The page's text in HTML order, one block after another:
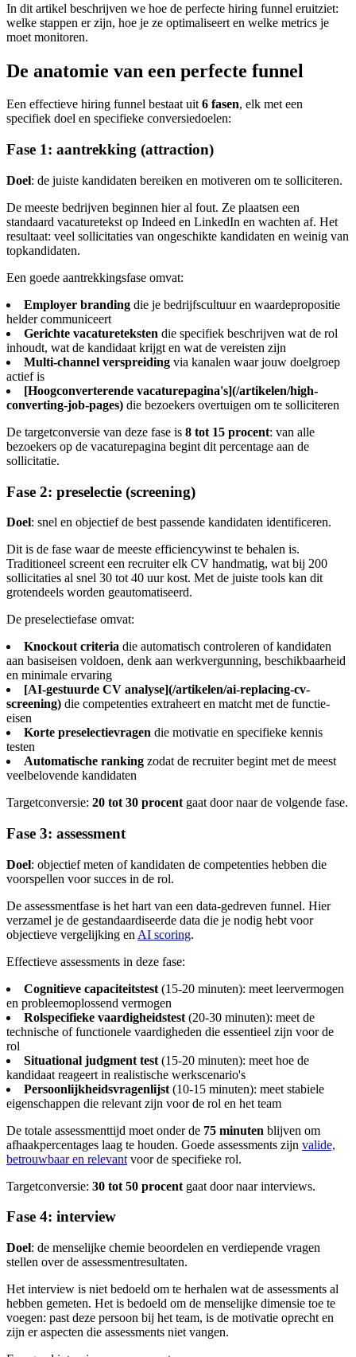
In dit artikel beschrijven we hoe de perfecte hiring funnel eruitziet:
welke stappen er zijn, hoe je ze optimaliseert en welke metrics je
moet monitoren.
De anatomie van een perfecte funnel
Een effectieve hiring funnel bestaat uit6 fasen, elk met een
specifiek doel en specifieke conversiedoelen:
Fase 1: aantrekking (attraction)
Doel: de juiste kandidaten bereiken en motiveren om te solliciteren.
De meeste bedrijven beginnen hier al fout. Ze plaatsen een
standaard vacaturetekst op Indeed en LinkedIn en wachten af. Het
resultaat: veel sollicitaties van ongeschikte kandidaten en weinig van
topkandidaten.
Een goede aantrekkingsfase omvat:
Employer branding die je bedrijfscultuur en waardepropositie
helder communiceert
Gerichte vacatureteksten die specifiek beschrijven wat de rol
inhoudt, wat de kandidaat krijgt en wat de vereisten zijn
Multi-channel verspreiding via kanalen waar jouw doelgroep
actief is
[Hoogconverterende vacaturepagina's](/artikelen/high-
converting-job-pages) die bezoekers overtuigen om te solliciteren
De targetconversie van deze fase is 8 tot 15 procent: van alle
bezoekers op de vacaturepagina begint dit percentage aan de
sollicitatie.
Fase 2: preselectie (screening)
Doel: snel en objectief de best passende kandidaten identificeren.
Dit is de fase waar de meeste efficiencywinst te behalen is.
Traditioneel screent een recruiter elk CV handmatig, wat bij 200
sollicitaties al snel 30 tot 40 uur kost. Met de juiste tools kan dit
grotendeels worden geautomatiseerd.
De preselectiefase omvat:
Knockout criteria die automatisch controleren of kandidaten
aan basiseisen voldoen, denk aan werkvergunning, beschikbaarheid
en minimale ervaring
[AI-gestuurde CV analyse](/artikelen/ai-replacing-cv-
screening) die competenties extraheert en matcht met de functie-
eisen
Korte preselectievragen die motivatie en specifieke kennis
testen
Automatische ranking zodat de recruiter begint met de meest
veelbelovende kandidaten
Targetconversie: 20 tot 30 procent gaat door naar de volgende fase.
Fase 3: assessment
Doel: objectief meten of kandidaten de competenties hebben die
voorspellen voor succes in de rol.
De assessmentfase is het hart van een data-gedreven funnel. Hier
verzamel je de gestandaardiseerde data die je nodig hebt voor
objectieve vergelijking en AI scoring.
Effectieve assessments in deze fase:
Cognitieve capaciteitstest (15-20 minuten): meet leervermogen
en probleemoplossend vermogen
Rolspecifieke vaardigheidstest (20-30 minuten): meet de
technische of functionele vaardigheden die essentieel zijn voor de
rol
Situational judgment test (15-20 minuten): meet hoe de
kandidaat reageert in realistische werkscenario's
Persoonlijkheidsvragenlijst (10-15 minuten): meet stabiele
eigenschappen die relevant zijn voor de rol en het team
De totale assessmenttijd moet onder de 75 minuten blijven om
afhaakpercentages laag te houden. Goede assessments zijn valide,
betrouwbaar en relevant voor de specifieke rol.
Targetconversie: 30 tot 50 procent gaat door naar interviews.
Fase 4: interview
Doel: de menselijke chemie beoordelen en verdiepende vragen
stellen over de assessmentresultaten.
Het interview is niet bedoeld om te herhalen wat de assessments al
hebben gemeten. Het is bedoeld om de menselijke dimensie toe te
voegen: past deze persoon bij het team, is de motivatie oprecht en
zijn er aspecten die assessments niet vangen.